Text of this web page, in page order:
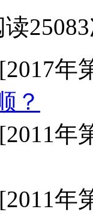
[2017年
？
[2011年
[2011年